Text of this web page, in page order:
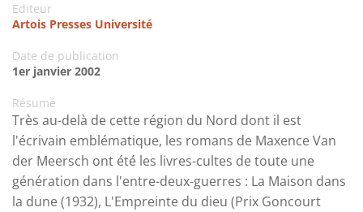
Editeur
Artois Presses Université
Date de publication
1er janvier 2002
Résumé
Très au-delà de cette région du Nord dont il est
l'écrivain emblématique, les romans de Maxence Van
der Meersch ont été les livres-cultes de toute une
génération dans l'entre-deux-guerres : La Maison dans
la dune (1932), L'Empreinte du dieu (Prix Goncourt